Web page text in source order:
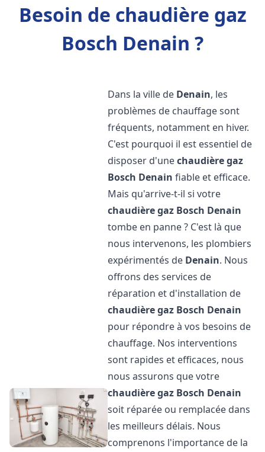
Besoin de chaudière gaz
Bosch Denain ?
Dans la ville de Denain, les
problèmes de chauffage sont
fréquents, notamment en hiver.
C'est pourquoi il est essentiel de
disposer d'unechaudière gaz
Bosch Denain fiable et efficace.
Mais qu'arrive-t-il si votre
chaudière gaz Bosch Denain
tombe en panne ? C'est là que
nous intervenons, les plombiers
expérimentés de Denain. Nous
offrons des services de
réparation et d'installation de
chaudière gaz Bosch Denain
pour répondre à vos besoins de
chauffage. Nos interventions
sont rapides et efficaces, nous
nous assurons que votre
chaudière gaz Bosch Denain
soit réparée ou remplacée dans
les meilleurs délais. Nous
comprenons l'importance de la